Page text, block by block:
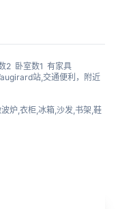
2 卧室数1 有家具
站,交通便利，附近
炉,衣柜,冰箱,沙发,书架,鞋